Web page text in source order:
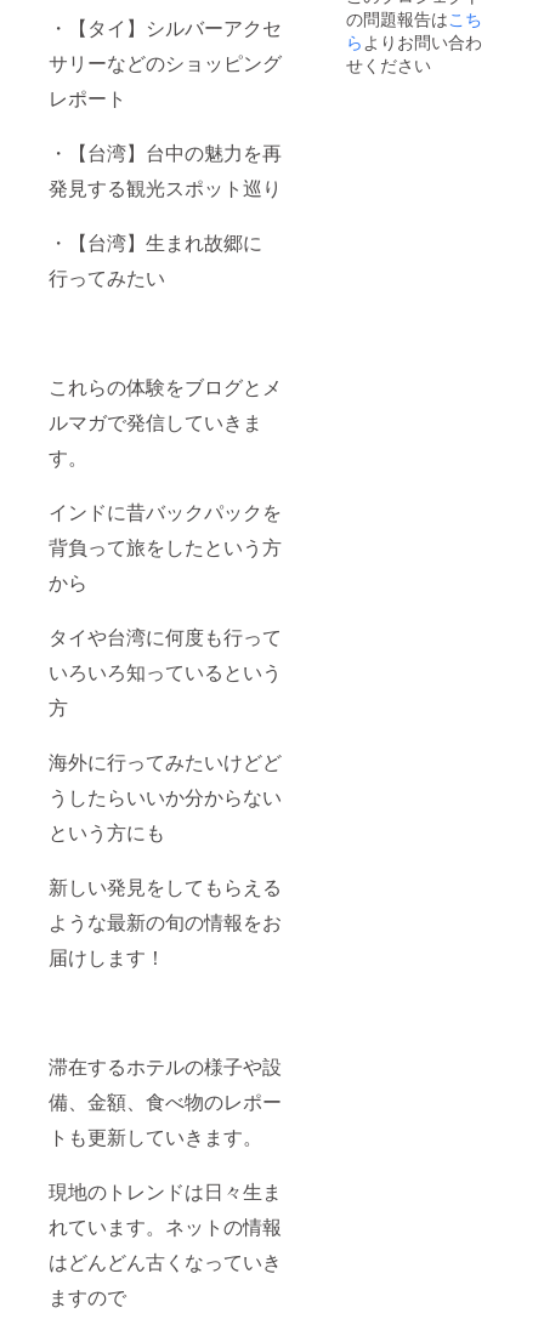
・【タイ】シルバーアクセ
サリーなどのショッピング
レポート
・【台湾】台中の魅力を再
発見する観光スポット巡り
・【台湾】生まれ故郷に
行ってみたい
これらの体験をブログとメ
ルマガで発信していきま
す。
インドに昔バックパックを
背負って旅をしたという方
から
タイや台湾に何度も行って
いろいろ知っているという
方
海外に行ってみたいけどど
うしたらいいか分からない
という方にも
新しい発見をしてもらえる
ような最新の旬の情報をお
届けします！
滞在するホテルの様子や設
備、金額、食べ物のレポー
トも更新していきます。
現地のトレンドは日々生ま
れています。ネットの情報
はどんどん古くなっていき
ますので
の問題報告はこち
ら よりお問い合わ
せください